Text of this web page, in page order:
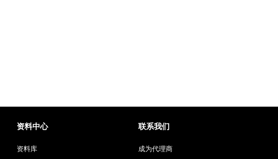
资料中心
资料库
联系我们
成为代理商